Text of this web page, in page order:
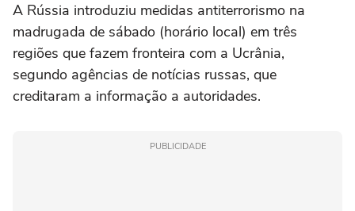
A Rússia introduziu medidas antiterrorismo na
madrugada de sábado (horário local) em três
regiões que fazem fronteira com a Ucrânia,
segundo agências de notícias russas, que
creditaram a informação a autoridades.
PUBLICIDADE